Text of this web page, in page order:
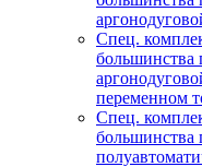
Спец.
большинства
переменном
Спец.
большинства